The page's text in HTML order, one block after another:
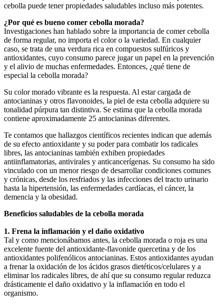
cebolla puede tener propiedades saludables incluso más potentes.
¿Por qué es bueno comer cebolla morada?
Investigaciones han hablado sobre la importancia de comer cebolla
de forma regular, no importa el color o la variedad. En cualquier
caso, se trata de una verdura rica en compuestos sulfúricos y
antioxidantes, cuyo consumo parece jugar un papel en la prevención
y el alivio de muchas enfermedades. Entonces, ¿qué tiene de
especial la cebolla morada?
Su color morado vibrante es la respuesta. Al estar cargada de
antocianinas y otros flavonoides, la piel de esta cebolla adquiere su
tonalidad púrpura tan distintiva. Se estima que la cebolla morada
contiene aproximadamente 25 antocianinas diferentes.
Te contamos que hallazgos científicos recientes indican que además
de su efecto antioxidante y su poder para combatir los radicales
libres, las antocianinas también exhiben propiedades
antiinflamatorias, antivirales y anticancerígenas. Su consumo ha sido
vinculado con un menor riesgo de desarrollar condiciones comunes
y crónicas, desde los resfriados y las infecciones del tracto urinario
hasta la hipertensión, las enfermedades cardíacas, el cáncer, la
demencia y la obesidad.
Beneficios saludables de la cebolla morada
1. Frena la inflamación y el daño oxidativo
Tal y como mencionábamos antes, la cebolla morada o roja es una
excelente fuente del antioxidante-flavonide quercetina y de los
antioxidantes polifenólicos antocianinas. Estos antioxidantes ayudan
a frenar la oxidación de los ácidos grasos dietéticos/celulares y a
eliminar los radicales libres, de ahí que su consumo regular reduzca
drásticamente el daño oxidativo y la inflamación en todo el
organismo.